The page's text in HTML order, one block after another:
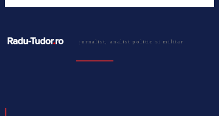
jurnalist, analist politic si militar